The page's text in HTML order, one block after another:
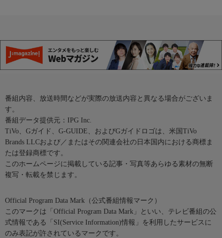
番組内容、放送時間などが実際の放送内容と異なる場合がございま
す。
番組データ提供元：IPG Inc.
TiVo、Gガイド、G-GUIDE、およびGガイドロゴは、米国TiVo
Brands LLCおよび／またはその関連会社の日本国内における商標ま
たは登録商標です。
このホームページに掲載している記事・写真等あらゆる素材の無断
複写・転載を禁じます。
Official Program Data Mark（公式番組情報マーク）
このマークは「Official Program Data Mark」といい、テレビ番組の公
式情報である「SI(Service Information)情報」を利用したサービスに
のみ表記が許されているマークです。